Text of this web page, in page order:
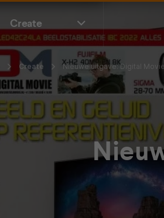
Create
Create Nieuwe uitgave: Digital